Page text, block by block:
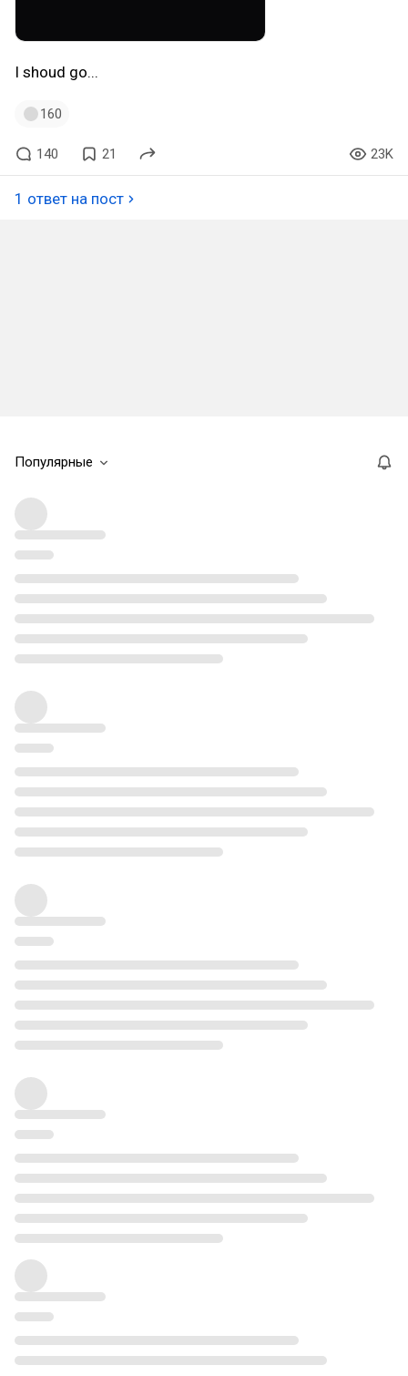
I shoud go...
160
140 21 23K
1 ответ на пост
Популярные